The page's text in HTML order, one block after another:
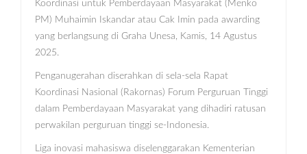
Koordinasi untuk Pemberdayaan Masyarakat (Menko
PM) Muhaimin Iskandar atau Cak Imin pada awarding
yang berlangsung di Graha Unesa, Kamis, 14 Agustus
2025.
Penganugerahan diserahkan di sela-sela Rapat
Koordinasi Nasional (Rakornas) Forum Perguruan Tinggi
dalam Pemberdayaan Masyarakat yang dihadiri ratusan
perwakilan perguruan tinggi se-Indonesia.
Liga inovasi mahasiswa diselenggarakan Kementerian